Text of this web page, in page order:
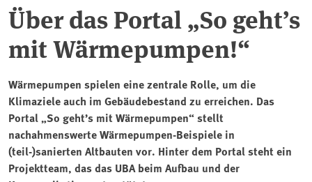
Über das Portal „So geht’s
mit Wärmepumpen!“
Wärmepumpen spielen eine zentrale Rolle, um die
Klimaziele auch im Gebäudebestand zu erreichen. Das
Portal „So geht’s mit Wärmepumpen“ stellt
nachahmenswerte Wärmepumpen-Beispiele in
(teil-)sanierten Altbauten vor. Hinter dem Portal steht ein
Projektteam, das das UBA beim Aufbau und der